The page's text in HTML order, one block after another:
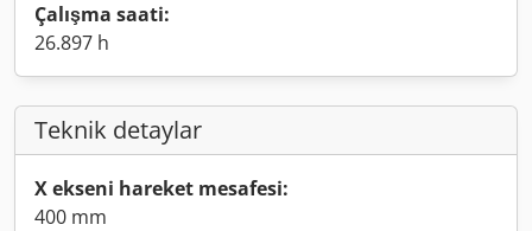
Çalışma saati:
26.897 h
Teknik detaylar
X ekseni hareket mesafesi:
400 mm